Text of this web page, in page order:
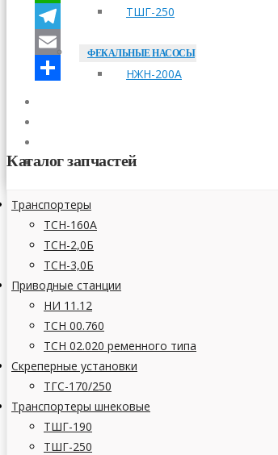
ТШГ-250
ФЕКАЛЬНЫЕ НАСОСЫ
НЖН-200А
КОНТАКТЫ
WhatsApp
Telegram
Email
Каталог запчастей
Транспортеры
ТСН-160А
ТСН-2,0Б
ТСН-3,0Б
Приводные станции
НИ 11.12
ТСН 00.760
ТСН 02.020 ременного типа
Скреперные установки
ТГС-170/250
Транспортеры шнековые
ТШГ-190
ТШГ-250